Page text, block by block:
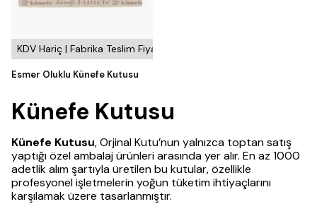
KDV Hariç | Fabrika Teslim Fiyatı
Esmer Oluklu Künefe Kutusu
Künefe Kutusu
Künefe Kutusu, Orjinal Kutu’nun yalnızca toptan satış
yaptığı özel ambalaj ürünleri arasında yer alır. En az 1000
adetlik alım şartıyla üretilen bu kutular, özellikle
profesyonel işletmelerin yoğun tüketim ihtiyaçlarını
karşılamak üzere tasarlanmıştır.